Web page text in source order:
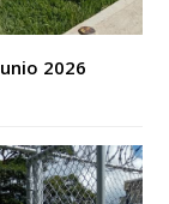
2026